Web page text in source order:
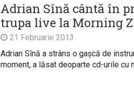
Adrian Sînă cântă în
trupa live la Morning
21 Februarie 2013
Adrian Sînă a strâns o gașcă de
moment, a lăsat deoparte cd-urile cu